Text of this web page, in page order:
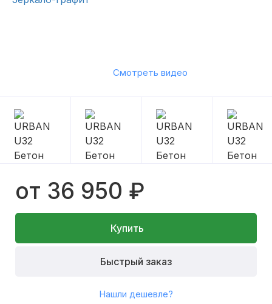
Смотреть видео
от 36 950 ₽
Купить
Быстрый заказ
Нашли дешевле?